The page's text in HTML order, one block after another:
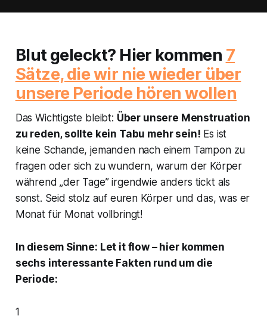
Blut geleckt? Hier kommen 7
Sätze, die wir nie wieder über
unsere Periode hören wollen
Das Wichtigste bleibt: Über unsere Menstruation
zu reden, sollte kein Tabu mehr sein! Es ist
keine Schande, jemanden nach einem Tampon zu
fragen oder sich zu wundern, warum der Körper
während „der Tage” irgendwie anders tickt als
sonst. Seid stolz auf euren Körper und das, was er
Monat für Monat vollbringt!
In diesem Sinne: Let it flow – hier kommen
sechs interessante Fakten rund um die
Periode:
1